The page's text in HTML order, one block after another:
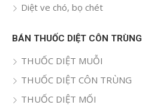
Diệt ve chó, bọ chét
BÁN THUỐC DIỆT CÔN TRÙNG
THUỐC DIỆT MUỖI
THUỐC DIỆT CÔN TRÙNG
THUỐC DIỆT MỐI